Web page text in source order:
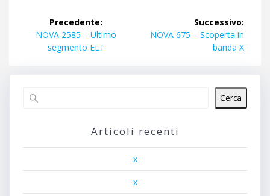
Navigazione
articoli
Precedente:
Articolo
precedente:
NOVA 2585 – Ultimo
segmento ELT
Successivo:
Articolo
NOVA 675 – Scoperta in
banda X
Cerca
Articoli recenti
x
x